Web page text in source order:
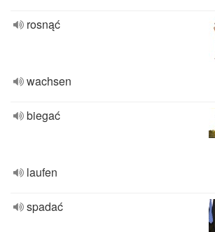
rosnąć
wachsen
biegać
laufen
spadać